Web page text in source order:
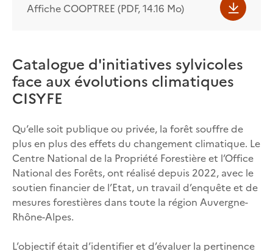
Affiche COOPTREE (PDF, 14.16 Mo)
Catalogue d'initiatives sylvicoles
face aux évolutions climatiques
CISYFE
Qu’elle soit publique ou privée, la forêt souffre de
plus en plus des effets du changement climatique. Le
Centre National de la Propriété Forestière et l’Office
National des Forêts, ont réalisé depuis 2022, avec le
soutien financier de l’Etat, un travail d’enquête et de
mesures forestières dans toute la région Auvergne-
Rhône-Alpes.
L’objectif était d’identifier et d’évaluer la pertinence